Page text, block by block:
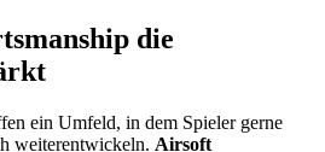
die
ein Umfeld, in dem Spieler gerne
weiterentwickeln. Airsoft